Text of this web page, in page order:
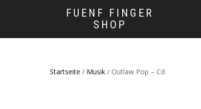
FUENF FINGER
SHOP
Startseite / Musik / Outlaw Pop – Cd